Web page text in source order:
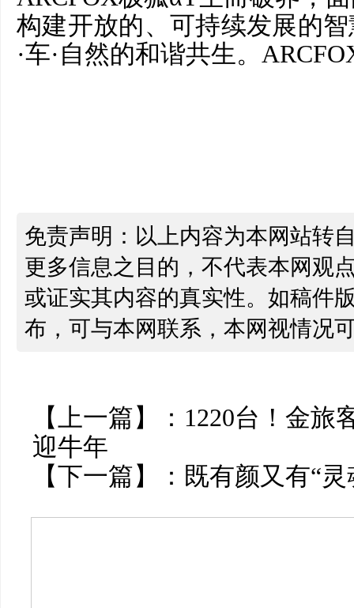
构建开放的、可持续发展的
·车·自然的和谐共生。
免责声明：以上内容为本网站转
更多信息之目的，不代表本网观
或证实其内容的真实性。如稿件
布，可与本网联系，本网视情况
【上一篇】： 1220台！金旅
迎牛年
【下一篇】： 既有颜又有“